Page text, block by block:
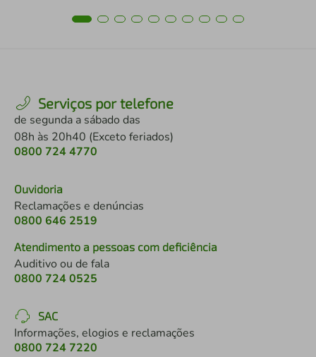
Serviços por telefone
de segunda a sábado das
08h às 20h40 (Exceto feriados)
0800 724 4770
Ouvidoria
Reclamações e denúncias
0800 646 2519
Atendimento a pessoas com deficiência
Auditivo ou de fala
0800 724 0525
SAC
Informações, elogios e reclamações
0800 724 7220